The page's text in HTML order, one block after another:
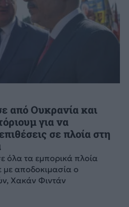
από Ουκρανία και
για να
σε πλοία στη
όλα τα εμπορικά πλοία
με αποδοκιμασία ο
Χακάν Φιντάν